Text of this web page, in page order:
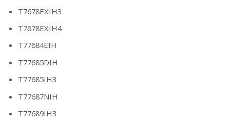
T7678EXIH3
T7678EXIH4
T77684EIH
T77685DIH
T77685IH3
T77687NIH
T77689IH3